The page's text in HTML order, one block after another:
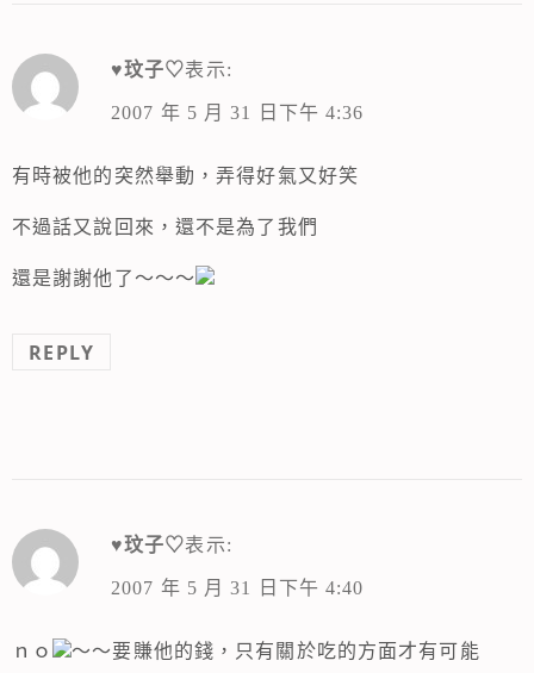
♥玟子♡表示:
2007 年 5 月 31 日下午 4:36
有時被他的突然舉動，弄得好氣又好笑
不過話又說回來，還不是為了我們
還是謝謝他了～～～
REPLY
♥玟子♡表示:
2007 年 5 月 31 日下午 4:40
ｎｏ ～～要賺他的錢，只有關於吃的方面才有可能